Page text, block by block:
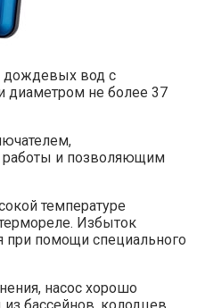
дождевых вод с
диаметром не более 37
и позволяющим
температуре
Избыток
при помощи специального
насос хорошо